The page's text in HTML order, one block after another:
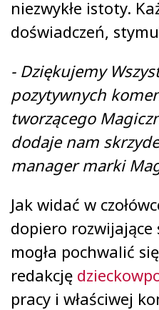
niezwykłe istoty.
doświadczeń,
- Dziękujemy
pozytywnych
tworzącego
dodaje nam
manager marki
Jak widać w
dopiero rozwijające
mogła pochwalić
redakcję
pracy i właściwej